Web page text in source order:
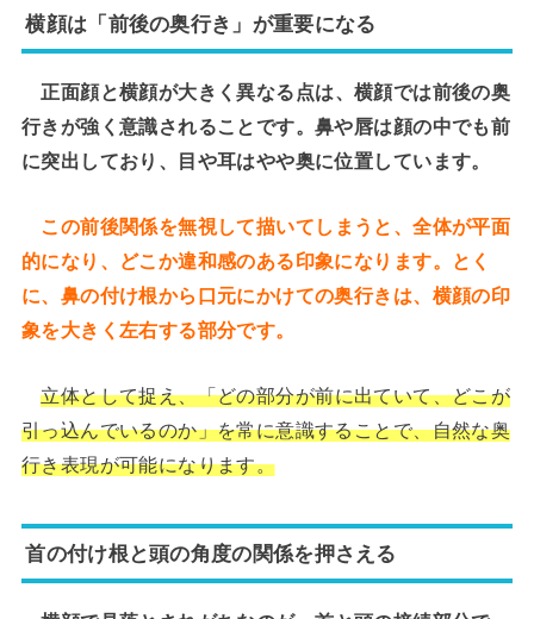
横顔は「前後の奥行き」が重要になる
正面顔と横顔が大きく異なる点は、横顔では前後の奥
行きが強く意識されることです。鼻や唇は顔の中でも前
に突出しており、目や耳はやや奥に位置しています。
この前後関係を無視して描いてしまうと、全体が平面
的になり、どこか違和感のある印象になります。とく
に、鼻の付け根から口元にかけての奥行きは、横顔の印
象を大きく左右する部分です。
立体として捉え、「どの部分が前に出ていて、どこが
引っ込んでいるのか」を常に意識することで、自然な奥
行き表現が可能になります。
首の付け根と頭の角度の関係を押さえる